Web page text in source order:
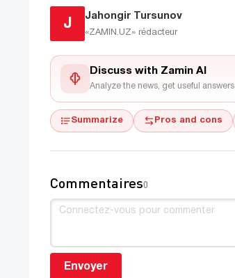
J
Jahongir Tursunov
«ZAMIN.UZ» rédacteur
Discuss with Zamin AI
Analyze the news, get useful answers
Summarize Pros and cons
Commentaires0
Envoyer